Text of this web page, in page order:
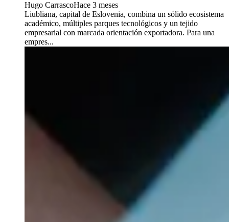
Hugo CarrascoHace 3 meses
Liubliana, capital de Eslovenia, combina un sólido ecosistema
académico, múltiples parques tecnológicos y un tejido
empresarial con marcada orientación exportadora. Para una
empres...